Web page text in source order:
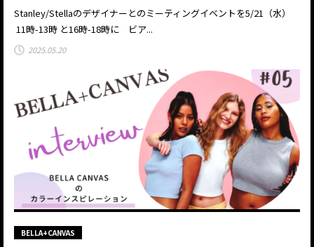
Stanley/Stellaのデザイナーとのミーティングイベントを5/21（水）
11時-13時 と16時-18時に ビア...
2025.05.20
BELLA+CANVAS